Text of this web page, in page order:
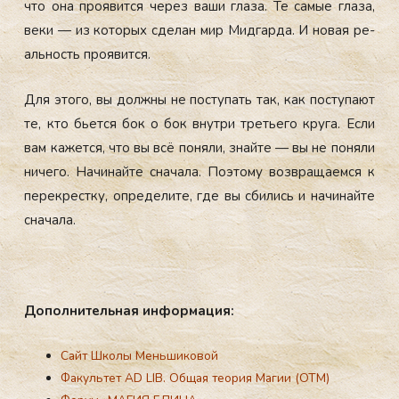
что она про­явит­ся че­рез ва­ши гла­за. Те са­мые гла­за,
ве­ки — из ко­торых сде­лан мир Мид­гарда. И но­вая ре­
аль­ность про­явит­ся.
Для это­го, вы дол­жны не пос­ту­пать так, как пос­ту­па­ют
те, кто бь­ет­ся бок о бок внут­ри треть­его кру­га. Ес­ли
вам ка­жет­ся, что вы всё по­няли, знай­те — вы не по­няли
ни­чего. На­чинай­те сна­чала. По­это­му воз­вра­ща­ем­ся к
пе­рек­рес­тку, оп­ре­дели­те, где вы сби­лись и на­чинай­те
сна­чала.
До­пол­ни­тель­ная ин­форма­ция:
Сайт Школы Меньшиковой
Факультет AD LIB. Общая теория Магии (ОТМ)